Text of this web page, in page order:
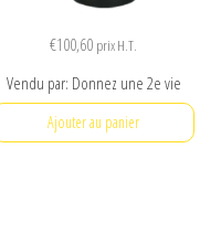
€100,60 prix H.T.
Vendu par: Donnez une 2e vie
Ajouter au panier